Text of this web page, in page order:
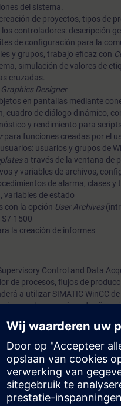
del sistema.
de proyectos, tipos de
los controladores: descripción
de configuración para la
y grupos, trabajo eficaz con
simulación de valores de
cruzadas.
Graphics Designer
en pantallas mediante
cuadro de diálogo dinámico,
y rendimiento para
para funciones creadas por el
usuarios y grupos de
a través de la ventana de
y variables de archivos,
de alarma, clases
variables de estado
con la opción User Archives
1500
la creación de informes
Control and Data
de procesos, flujos de
a utilizar SIMATIC WinCC
y valores, y cómo diseñar
ingeniería gracias a lo que
podrá hacer lo siguiente:
de forma eficiente y fiable
proyectos SIMATIC WinCC
una interfaz de operador
y administrar
de registro para mensajes,
a valores de SIMATIC